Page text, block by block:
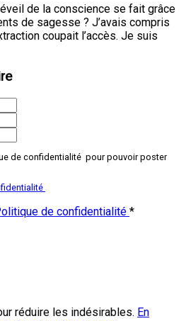
de la conscience se fait grâce
de sagesse ? J’avais compris
coupait l’accès. Je suis
de confidentialité pour pouvoir poster
de confidentialité *
réduire les indésirables. En